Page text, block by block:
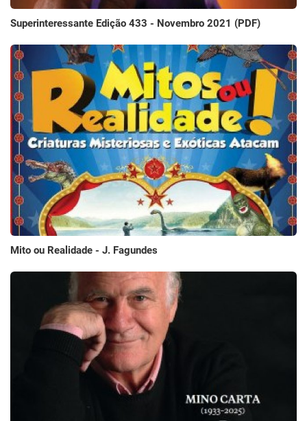
Superinteressante Edição 433 - Novembro 2021 (PDF)
Mito ou Realidade - J. Fagundes